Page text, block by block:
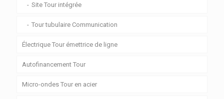
Site Tour intégrée
Tour tubulaire Communication
Électrique Tour émettrice de ligne
Autofinancement Tour
Micro-ondes Tour en acier